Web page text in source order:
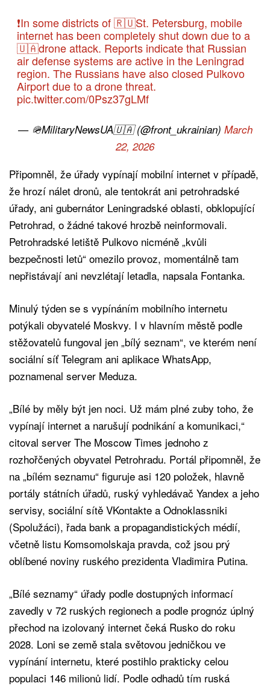
❗️In some districts of 🇷🇺St. Petersburg, mobile
internet has been completely shut down due to a
🇺🇦drone attack. Reports indicate that Russian
air defense systems are active in the Leningrad
region. The Russians have also closed Pulkovo
Airport due to a drone threat.
pic.twitter.com/0Psz37gLMf
— 🪖MilitaryNewsUA🇺🇦 (@front_ukrainian) March
22, 2026
Připomněl, že úřady vypínají mobilní internet v případě,
že hrozí nálet dronů, ale tentokrát ani petrohradské
úřady, ani gubernátor Leningradské oblasti, obklopující
Petrohrad, o žádné takové hrozbě neinformovali.
Petrohradské letiště Pulkovo nicméně „kvůli
bezpečnosti letů“ omezilo provoz, momentálně tam
nepřistávají ani nevzlétají letadla, napsala Fontanka.
Minulý týden se s vypínáním mobilního internetu
potýkali obyvatelé Moskvy. I v hlavním městě podle
stěžovatelů fungoval jen „bílý seznam“, ve kterém není
sociální síť Telegram ani aplikace WhatsApp,
poznamenal server Meduza.
„Bílé by měly být jen noci. Už mám plné zuby toho, že
vypínají internet a narušují podnikání a komunikaci,“
citoval server The Moscow Times jednoho z
rozhořčených obyvatel Petrohradu. Portál připomněl, že
na „bílém seznamu“ figuruje asi 120 položek, hlavně
portály státních úřadů, ruský vyhledávač Yandex a jeho
servisy, sociální sítě VKontakte a Odnoklassniki
(Spolužáci), řada bank a propagandistických médií,
včetně listu Komsomolskaja pravda, což jsou prý
oblíbené noviny ruského prezidenta Vladimira Putina.
„Bílé seznamy“ úřady podle dostupných informací
zavedly v 72 ruských regionech a podle prognóz úplný
přechod na izolovaný internet čeká Rusko do roku
2028. Loni se země stala světovou jedničkou ve
vypínání internetu, které postihlo prakticky celou
populaci 146 milionů lidí. Podle odhadů tím ruská